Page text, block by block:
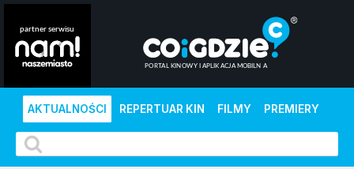
AKTUALNOŚCI REPERTUAR KIN FILMY PREMIERY